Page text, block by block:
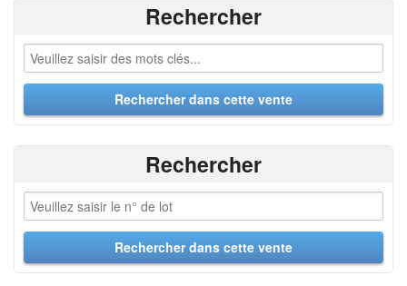
Rechercher
Rechercher